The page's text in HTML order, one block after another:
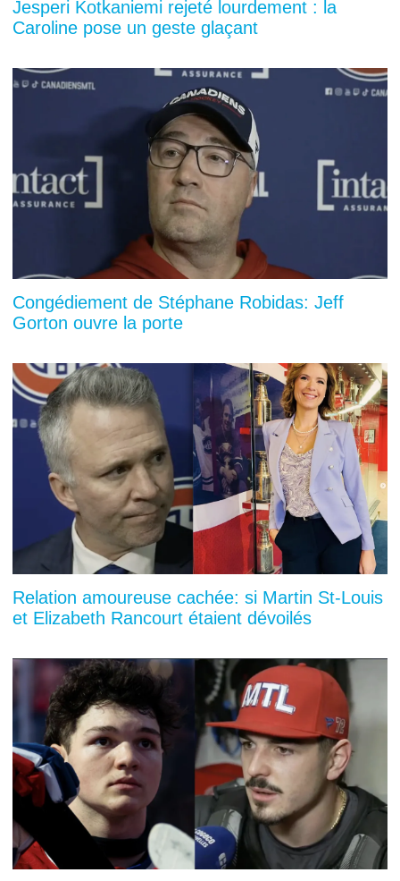
Jesperi Kotkaniemi rejeté lourdement : la
Caroline pose un geste glaçant
Congédiement de Stéphane Robidas: Jeff
Gorton ouvre la porte
Relation amoureuse cachée: si Martin St-Louis
et Elizabeth Rancourt étaient dévoilés